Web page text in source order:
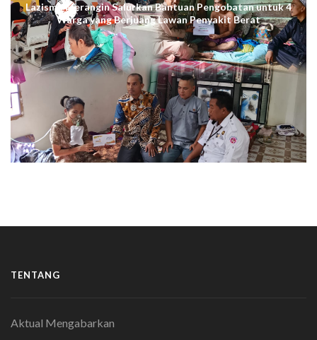
Lazismu Merangin Salurkan Bantuan Pengobatan untuk 4
Warga yang Berjuang Lawan Penyakit Berat
TENTANG
Aktual Mengabarkan